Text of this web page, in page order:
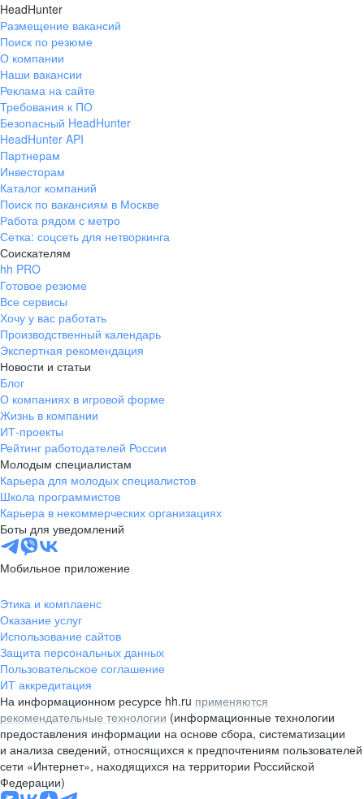
HeadHunter
Размещение вакансий
Поиск по резюме
О компании
Наши вакансии
Реклама на сайте
Требования к ПО
Безопасный HeadHunter
HeadHunter API
Партнерам
Инвесторам
Каталог компаний
Поиск по вакансиям в Москве
Работа рядом с метро
Сетка: соцсеть для нетворкинга
Соискателям
hh PRO
Готовое резюме
Все сервисы
Хочу у вас работать
Производственный календарь
Экспертная рекомендация
Новости и статьи
Блог
О компаниях в игровой форме
Жизнь в компании
ИТ-проекты
Рейтинг работодателей России
Молодым специалистам
Карьера для молодых специалистов
Школа программистов
Карьера в некоммерческих организациях
Боты для уведомлений
Мобильное приложение
Этика и комплаенс
Оказание услуг
Использование сайтов
Защита персональных данных
Пользовательское соглашение
ИТ аккредитация
На информационном ресурсе hh.ru применяются
рекомендательные технологии (информационные технологии
предоставления информации на основе сбора, систематизации
и анализа сведений, относящихся к предпочтениям пользователей
сети «Интернет», находящихся на территории Российской
Федерации)